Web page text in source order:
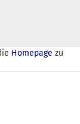
Homepage zu